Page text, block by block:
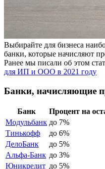
Выбирайте для бизнеса
банки, которые начисляют
Ранее мы писали об этом
для ИП и ООО в 2021 году
Банки, начисляющие
Банк Процент на
Модульбанк до 7%
Тинькофф
до 6%
ДелоБанк
до 5%
Альфа-Банк до 3%
Юникредит до 5%